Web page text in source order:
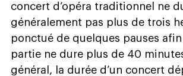
concert d’opéra traditionnel ne
généralement pas plus de trois
ponctué de quelques pauses afin
partie ne dure plus de 40
général, la durée d’un concert